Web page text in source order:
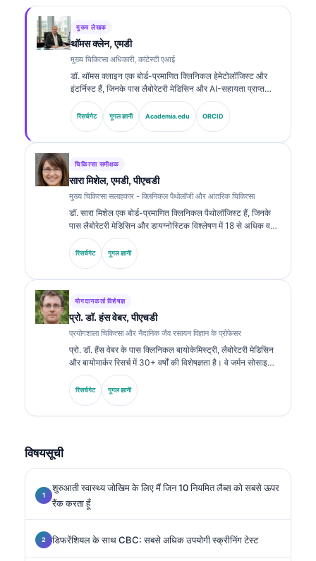
मुख्य लेखक
थॉमस क्लेन, एमडी
मुख्य चिकित्सा अधिकारी, कांटेस्टी एआई
डॉ. थॉमस क्लाइन एक बोर्ड-प्रमाणित क्लिनिकल हेमेटोलॉजिस्ट और
इंटर्निस्ट हैं, जिनके पास लैबोरेटरी मेडिसिन और AI-सहायता प्राप्त
क्लिनिकल विश्लेषण में 15 से अधिक वर्षों का अनुभव है। Kantesti AI
में मुख्य चिकित्सा अधिकारी के रूप में, वे स्वामित्व वाले न्यूरल नेटवर्क की
चिकित्सा सटीकता पर क्लिनिकल पर्यवेक्षण प्रदान करते हैं। डॉ. क्लाइन
रिसर्चगेट गूगल ज्ञानी Academia.edu ORCID
चिकित्सा समीक्षक
सारा मिशेल, एमडी, पीएचडी
मुख्य चिकित्सा सलाहकार - क्लिनिकल पैथोलॉजी और आंतरिक चिकित्सा
डॉ. सारा मिशेल एक बोर्ड-प्रमाणित क्लिनिकल पैथोलॉजिस्ट हैं, जिनके
पास लैबोरेटरी मेडिसिन और डायग्नोस्टिक विश्लेषण में 18 से अधिक वर्षों
का अनुभव है। उनके पास क्लिनिकल केमिस्ट्री में विशेष प्रमाणपत्र हैं
और उन्होंने क्लिनिकल प्रैक्टिस में बायोमार्कर पैनल तथा लैबोरेटरी
विश्लेषण पर व्यापक रूप से प्रकाशन किया है।.
रिसर्चगेट गूगल ज्ञानी
योगदानकर्ता विशेषज्ञ
प्रो. डॉ. हंस वेबर, पीएचडी
प्रयोगशाला चिकित्सा और नैदानिक जैव रसायन विज्ञान के प्रोफेसर
प्रो. डॉ. हैंस वेबर के पास क्लिनिकल बायोकेमिस्ट्री, लैबोरेटरी मेडिसिन
और बायोमार्कर रिसर्च में 30+ वर्षों की विशेषज्ञता है। वे जर्मन सोसाइटी
फॉर क्लिनिकल केमिस्ट्री के पूर्व अध्यक्ष रहे हैं। वे डायग्नोस्टिक पैनल
विश्लेषण, बायोमार्कर मानकीकरण और एआई-सहायता प्राप्त लैबोरेटरी
मेडिसिन में विशेषज्ञता रखते हैं।.
रिसर्चगेट गूगल ज्ञानी
विषयसूची
शुरुआती स्वास्थ्य जोखिम के लिए मैं जिन 10 नियमित लैब्स को सबसे ऊपर
रैंक करता हूँ
डिफरेंशियल के साथ CBC: सबसे अधिक उपयोगी स्क्रीनिंग टेस्ट